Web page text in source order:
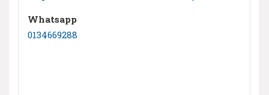
Whatsapp
0134669288